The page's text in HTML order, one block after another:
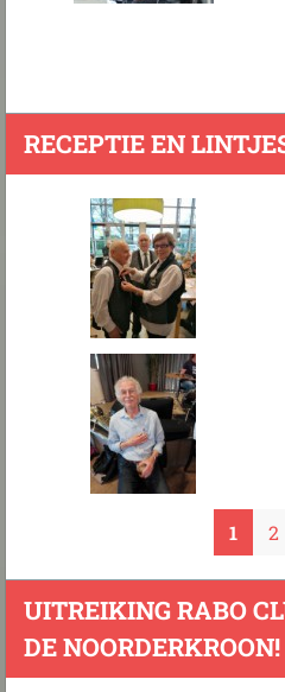
RECEPTIE EN
1 2
UITREIKING RABO
DE NOORDERKROON!